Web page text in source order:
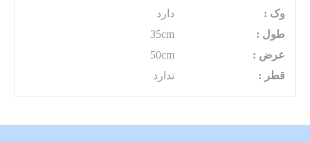
وک :
دارد
طول :
35cm
عرض :
50cm
قطر :
ندارد